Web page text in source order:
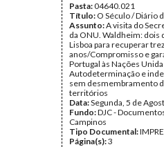
Pasta:04640.021
Título: O Século / Diário
Assunto:A visita do
da ONU. Waldheim: dois
Lisboa para recuperar
anos/Compromisso e
Portugal às Nações
Autodeterminação e
sem desmembramento
territórios
Data:Segunda, 5 de
Fundo:DJC -
Campinos
Tipo Documental:
Página(s):3